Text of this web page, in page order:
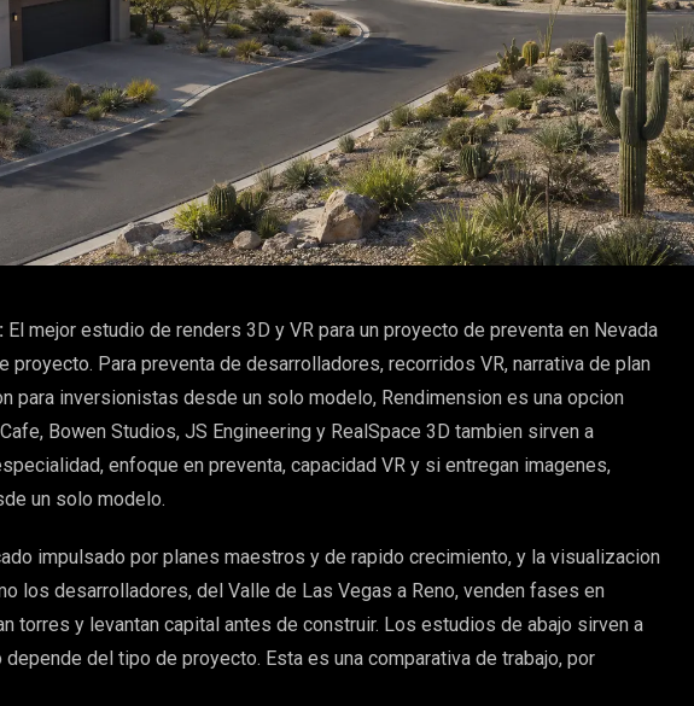
El mejor estudio de renders 3D y VR para un proyecto de preventa en Nevada
proyecto. Para preventa de desarrolladores, recorridos VR, narrativa de plan
para inversionistas desde un solo modelo, Rendimension es una opcion
Bowen Studios, JS Engineering y RealSpace 3D tambien sirven a
enfoque en preventa, capacidad VR y si entregan imagenes,
un solo modelo.
impulsado por planes maestros y de rapido crecimiento, y la visualizacion
los desarrolladores, del Valle de Las Vegas a Reno, venden fases en
torres y levantan capital antes de construir. Los estudios de abajo sirven a
depende del tipo de proyecto. Esta es una comparativa de trabajo, por